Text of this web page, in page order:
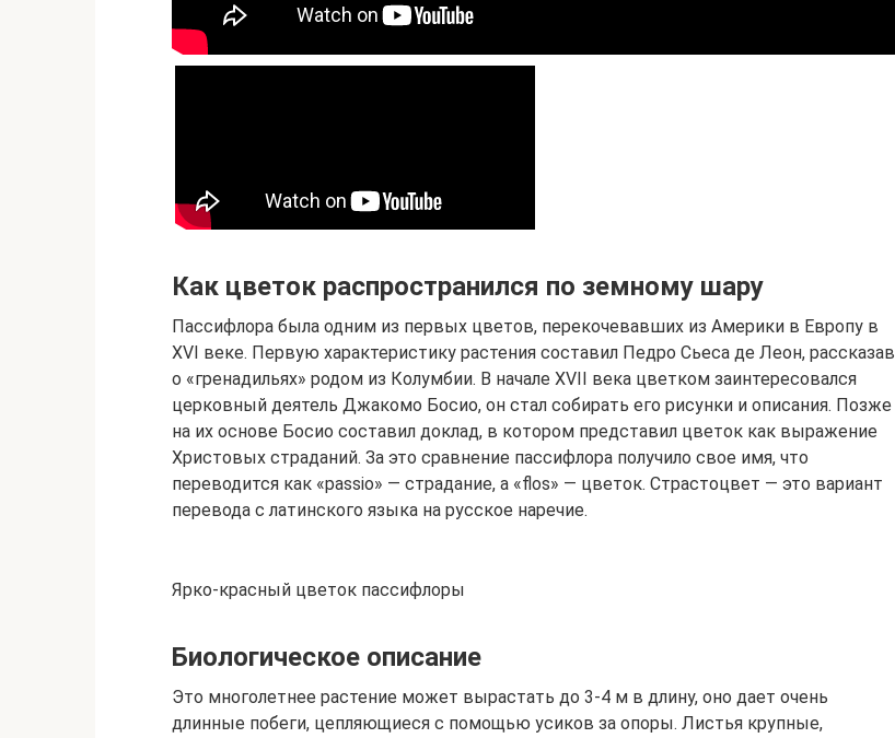
Как цветок распространился по земному шару
Пассифлора была одним из первых цветов, перекочевавших из Америки в Европу в
XVI веке. Первую характеристику растения составил Педро Сьеса де Леон, рассказав
о «гренадильях» родом из Колумбии. В начале XVII века цветком заинтересовался
церковный деятель Джакомо Босио, он стал собирать его рисунки и описания. Позже
на их основе Босио составил доклад, в котором представил цветок как выражение
Христовых страданий. За это сравнение пассифлора получило свое имя, что
переводится как «passio» — страдание, а «flos» — цветок. Страстоцвет — это вариант
перевода с латинского языка на русское наречие.
Ярко-красный цветок пассифлоры
Биологическое описание
Это многолетнее растение может вырастать до 3-4 м в длину, оно дает очень
длинные побеги, цепляющиеся с помощью усиков за опоры. Листья крупные,